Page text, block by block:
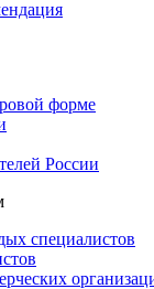
форме
России
специалистов